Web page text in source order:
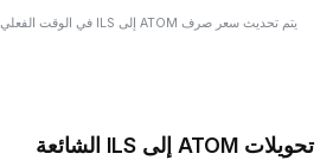
يتم تحديث سعر صرف ATOM إلى ILS في الوقت الفعلي بناءً على بيانات السوق.
تحويلات ATOM إلى ILS الشائعة